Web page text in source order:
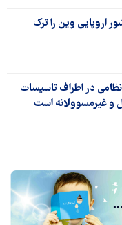
اروپایی وین را ترک
در اطراف تاسیسات
و غیرمسوولانه است